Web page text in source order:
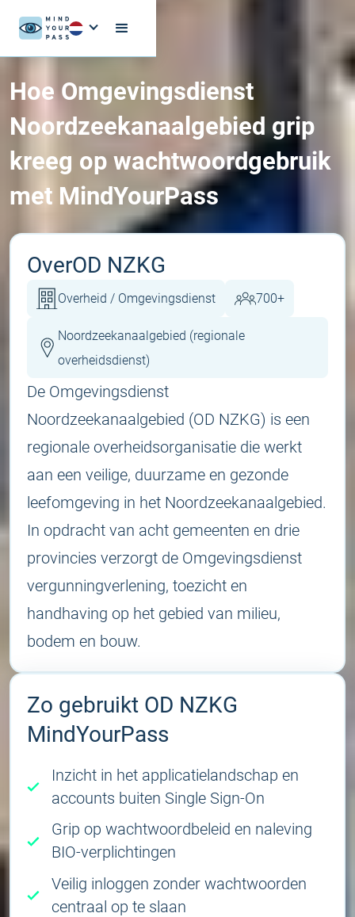
Hoe Omgevingsdienst
Noordzeekanaalgebied grip
kreeg op wachtwoordgebruik
met MindYourPass
OverOD NZKG
Overheid / Omgevingsdienst 700+
Noordzeekanaalgebied (regionale
overheidsdienst)
De Omgevingsdienst
Noordzeekanaalgebied (OD NZKG) is een
regionale overheidsorganisatie die werkt
aan een veilige, duurzame en gezonde
leefomgeving in het Noordzeekanaalgebied.
In opdracht van acht gemeenten en drie
provincies verzorgt de Omgevingsdienst
vergunningverlening, toezicht en
handhaving op het gebied van milieu,
bodem en bouw.
Zo gebruikt OD NZKG
MindYourPass
Inzicht in het applicatielandschap en
accounts buiten Single Sign-On
Grip op wachtwoordbeleid en naleving
BIO-verplichtingen
Veilig inloggen zonder wachtwoorden
centraal op te slaan